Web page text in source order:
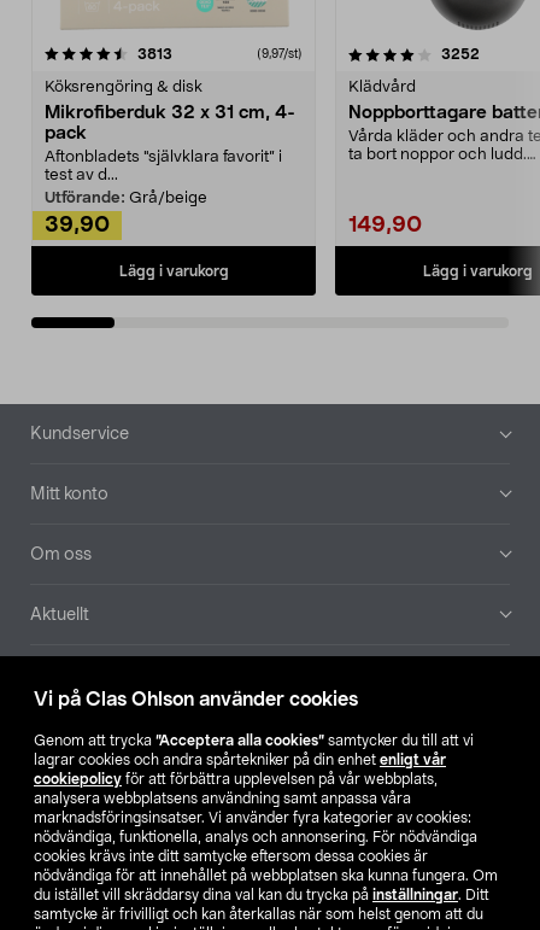
Vi på Clas Ohlson använder cookies
Genom att trycka ”Acceptera alla cookies” samtycker du till att vi
lagrar cookies och andra spårtekniker på din enhet enligt vår
cookiepolicy för att förbättra upplevelsen på vår webbplats,
analysera webbplatsens användning samt anpassa våra
marknadsföringsinsatser. Vi använder fyra kategorier av cookies:
nödvändiga, funktionella, analys och annonsering. För nödvändiga
cookies krävs inte ditt samtycke eftersom dessa cookies är
nödvändiga för att innehållet på webbplatsen ska kunna fungera. Om
du istället vill skräddarsy dina val kan du trycka på inställningar. Ditt
samtycke är frivilligt och kan återkallas när som helst genom att du
3813 (9,97/st)
Köksrengöring & disk
Mikrofiberduk 32 x 31 cm, 4-
pack
Aftonbladets "självklara favorit” i
test av d...
Utförande: Grå/beige
39,90
Lägg i varukorg
4.0av 5 stjärnor 3252
Klädvård
Noppborttagare
Vårda kläder och andra
ta bort noppor och ludd.
149,90
Lägg i varukorg
4.5av 5 stjärnor
Sidfot
Kundservice
Mitt konto
Om oss
Aktuellt
Hitta butik
SE NO FI